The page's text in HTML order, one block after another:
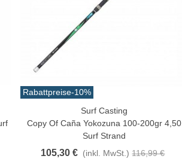
Rabattpreise-10%
In Den WarenkorbSurf Casting
Copy Of Caña Yokozuna 100-200gr 4,50
Surf Strand
105,30 € (inkl. MwSt.) 116,99 €